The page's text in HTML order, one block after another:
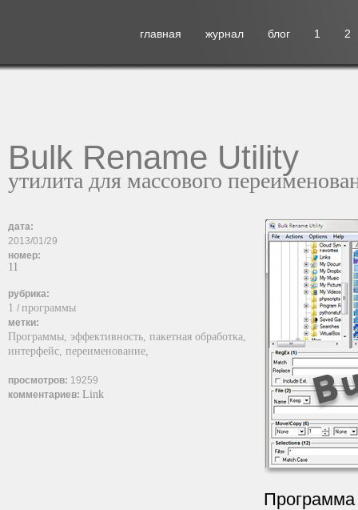
главная журнал блог 1 2
Bulk Rename Utility
утилита для массового
дата:
2013/01/29
номер:
11
рубрика:
1 / программы
метки:
Программы, эффективность, пакетная обработка,
интерфейс, переименование,
просмотров: 19259
комментариев: Link